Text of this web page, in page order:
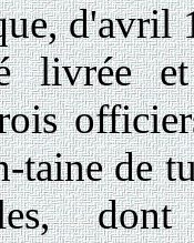
d'avril
livrée
taine de